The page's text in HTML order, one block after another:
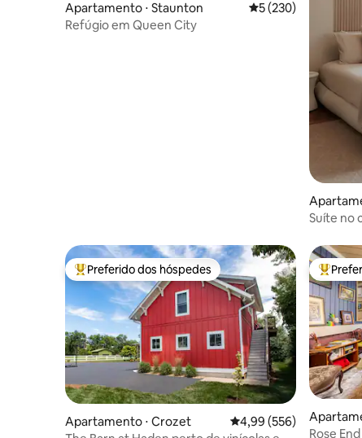
Apartamento ⋅ Staunton 5 de uma avaliação
5 (230)
Refúgio em Queen City
Suíte no
Entre os melhores preferidos dos hóspedes
Preferido dos hóspedes
Apartamento ⋅ Crozet 4,99 de uma avaliação
4,99 (556)
Entre
Rose End